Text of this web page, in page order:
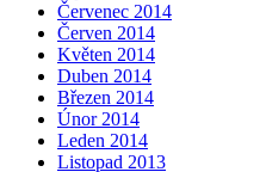
Červenec 2014
Červen 2014
Květen 2014
Duben 2014
Březen 2014
Únor 2014
Leden 2014
Listopad 2013